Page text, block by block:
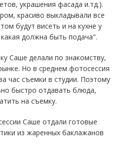
украшения фасада и.тд.).
красиво выкладывали все
будут висеть и на кухне у
должна быть подача".
Саше делали по знакомству,
Но в среднем фотосессия
час съемки в студии. Поэтому
быстро отдавать блюда,
на съемку.
Саше отдали готовые
из жаренных баклажанов